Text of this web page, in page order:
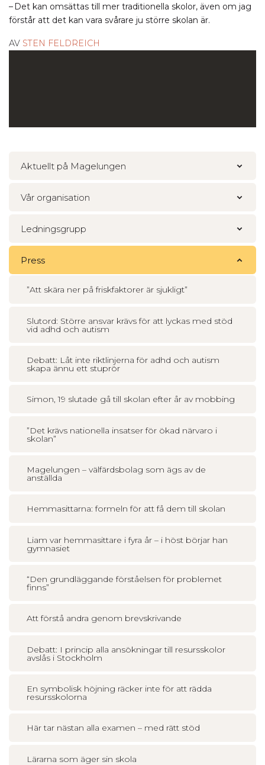
Aktuellt på Magelungen
Vår organisation
Ledningsgrupp
Press
”Att skära ner på friskfaktorer är sjukligt”
Slutord: Större ansvar krävs för att lyckas med stöd
vid adhd och autism
Debatt: Låt inte riktlinjerna för adhd och autism
skapa ännu ett stuprör
Simon, 19 slutade gå till skolan efter år av mobbing
”Det krävs nationella insatser för ökad närvaro i
skolan”
Magelungen – välfärdsbolag som ägs av de
anställda
Hemmasittarna: formeln för att få dem till skolan
Liam var hemmasittare i fyra år – i höst börjar han
gymnasiet
“Den grundläggande förståelsen för problemet
finns”
Att förstå andra genom brevskrivande
Debatt: I princip alla ansökningar till resursskolor
avslås i Stockholm
En symbolisk höjning räcker inte för att rädda
resursskolorna
Här tar nästan alla examen – med rätt stöd
Lärarna som äger sin skola
– Det kan omsättas till mer traditionella skolor, även om jag
förstår att det kan vara svårare ju större skolan är.
AV STEN FELDREICH